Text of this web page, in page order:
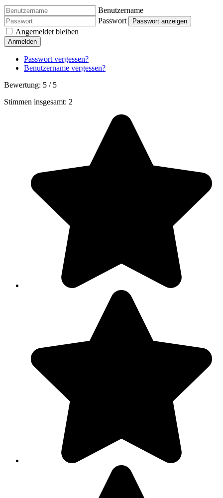
Benutzername
Passwort
Passwort anzeigen
Angemeldet bleiben
Anmelden
Passwort vergessen?
Benutzername vergessen?
Bewertung: 5 / 5
Stimmen insgesamt: 2